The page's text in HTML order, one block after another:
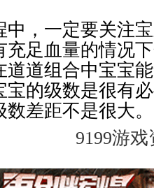
，一定要关注宝
充足血量的情况
道道组合中宝宝
宝的级数是很有
差距不是很大。
9199游戏